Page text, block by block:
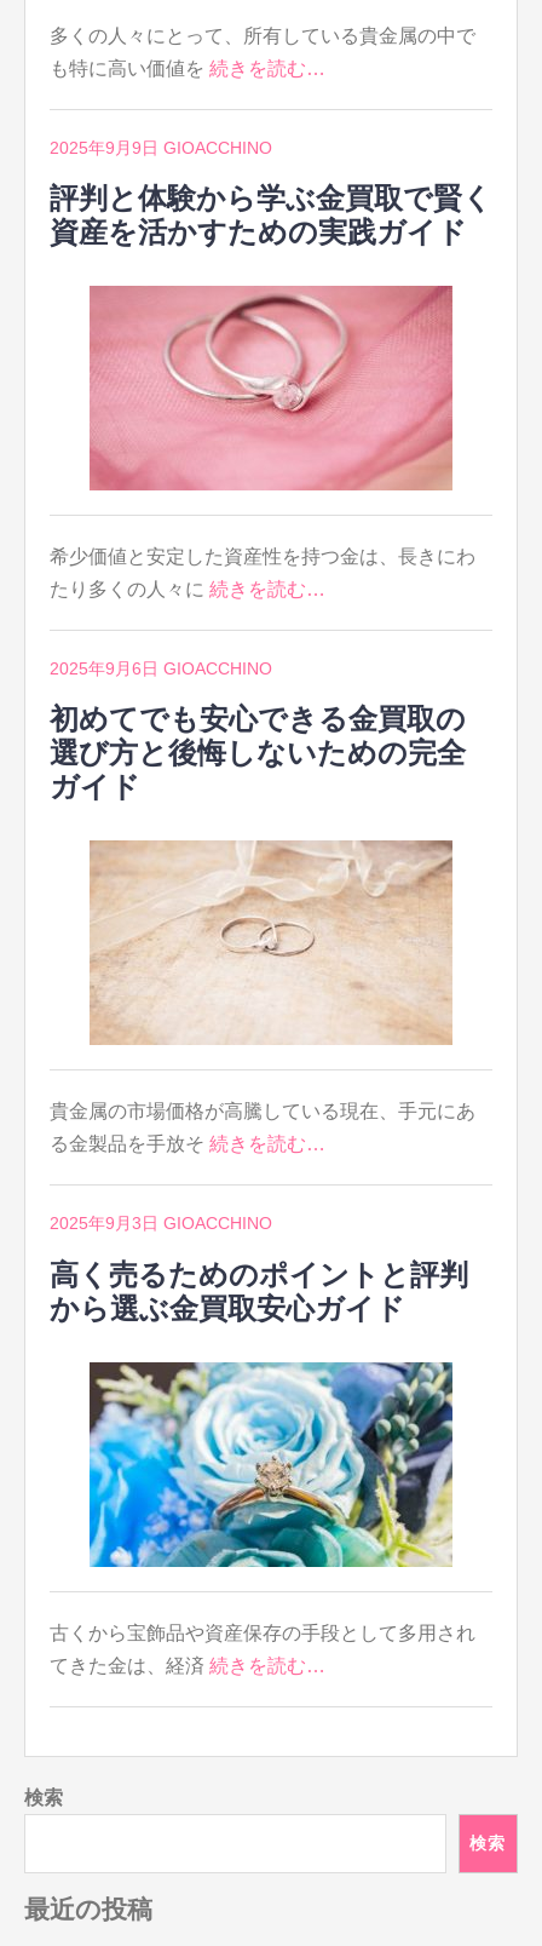
多くの人々にとって、所有している貴金属の中で
も特に高い価値を 続きを読む…
2025年9月9日 GIOACCHINO
評判と体験から学ぶ金買取で賢く
資産を活かすための実践ガイド
希少価値と安定した資産性を持つ金は、長きにわ
たり多くの人々に 続きを読む…
2025年9月6日 GIOACCHINO
初めてでも安心できる金買取の
選び方と後悔しないための完全
ガイド
貴金属の市場価格が高騰している現在、手元にあ
る金製品を手放そ 続きを読む…
2025年9月3日 GIOACCHINO
高く売るためのポイントと評判
から選ぶ金買取安心ガイド
古くから宝飾品や資産保存の手段として多用され
てきた金は、経済 続きを読む…
検索
検索
最近の投稿